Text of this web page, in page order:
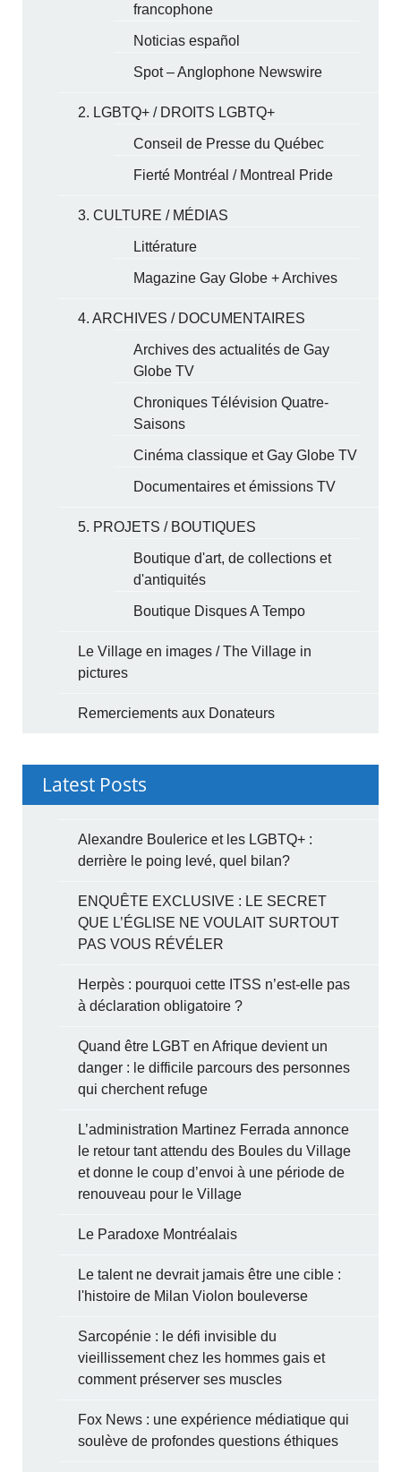
francophone
Noticias español
Spot – Anglophone Newswire
2. LGBTQ+ / DROITS LGBTQ+
Conseil de Presse du Québec
Fierté Montréal / Montreal Pride
3. CULTURE / MÉDIAS
Littérature
Magazine Gay Globe + Archives
4. ARCHIVES / DOCUMENTAIRES
Archives des actualités de Gay
Globe TV
Chroniques Télévision Quatre-
Saisons
Cinéma classique et Gay Globe TV
Documentaires et émissions TV
5. PROJETS / BOUTIQUES
Boutique d'art, de collections et
d'antiquités
Boutique Disques A Tempo
Le Village en images / The Village in
pictures
Remerciements aux Donateurs
Latest Posts
Alexandre Boulerice et les LGBTQ+ :
derrière le poing levé, quel bilan?
ENQUÊTE EXCLUSIVE : LE SECRET
QUE L’ÉGLISE NE VOULAIT SURTOUT
PAS VOUS RÉVÉLER
Herpès : pourquoi cette ITSS n’est-elle pas
à déclaration obligatoire ?
Quand être LGBT en Afrique devient un
danger : le difficile parcours des personnes
qui cherchent refuge
L’administration Martinez Ferrada annonce
le retour tant attendu des Boules du Village
et donne le coup d’envoi à une période de
renouveau pour le Village
Le Paradoxe Montréalais
Le talent ne devrait jamais être une cible :
l'histoire de Milan Violon bouleverse
Sarcopénie : le défi invisible du
vieillissement chez les hommes gais et
comment préserver ses muscles
Fox News : une expérience médiatique qui
soulève de profondes questions éthiques